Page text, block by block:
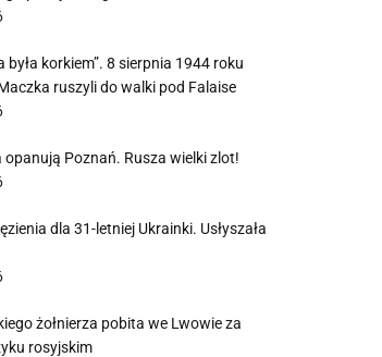
była korkiem”. 8 sierpnia 1944 roku
ruszyli do walki pod Falaise
opanują Poznań. Rusza wielki zlot!
dla 31-letniej Ukrainki. Usłyszała
żołnierza pobita we Lwowie za
rosyjskim